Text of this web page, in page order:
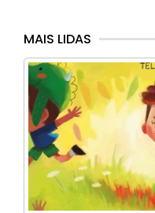
MAIS LIDAS